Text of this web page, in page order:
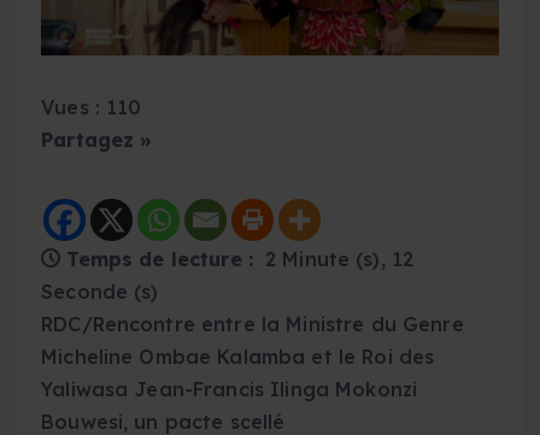
Vues : 110
Partagez »
Temps de lecture : 2 Minute (s), 12
Seconde (s)
RDC/Rencontre entre la Ministre du Genre
Micheline Ombae Kalamba et le Roi des
Yaliwasa Jean-Francis Ilinga Mokonzi
Bouwesi, un pacte scellé